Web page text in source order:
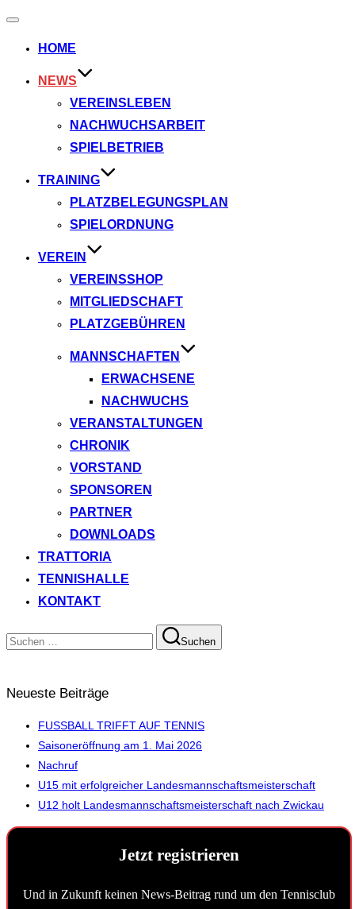
Navigation
HOME
NEWS
VEREINSLEBEN
NACHWUCHSARBEIT
SPIELBETRIEB
TRAINING
PLATZBELEGUNGSPLAN
SPIELORDNUNG
VEREIN
VEREINSSHOP
MITGLIEDSCHAFT
PLATZGEBÜHREN
MANNSCHAFTEN
ERWACHSENE
NACHWUCHS
VERANSTALTUNGEN
CHRONIK
VORSTAND
SPONSOREN
PARTNER
DOWNLOADS
TRATTORIA
TENNISHALLE
KONTAKT
Suchen
nach:
Suchen
Neueste Beiträge
FUSSBALL TRIFFT AUF TENNIS
Saisoneröffnung am 1. Mai 2026
Nachruf
U15 mit erfolgreicher Landesmannschaftsmeisterschaft
U12 holt Landesmannschaftsmeisterschaft nach Zwickau
Jetzt registrieren
Und in Zukunft keinen News-Beitrag rund um den Tennisclub